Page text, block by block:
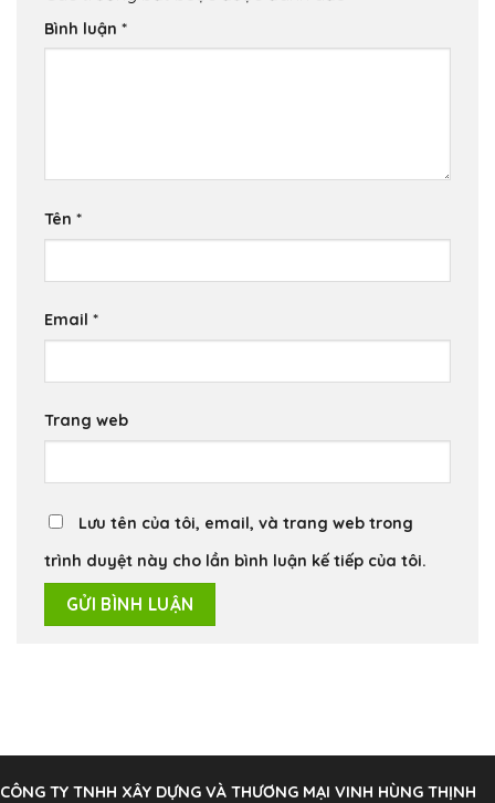
Bình luận *
Tên *
Email *
Trang web
Lưu tên của tôi, email, và trang web trong
trình duyệt này cho lần bình luận kế tiếp của tôi.
CÔNG TY TNHH XÂY DỰNG VÀ THƯƠNG MẠI VINH HÙNG THỊNH